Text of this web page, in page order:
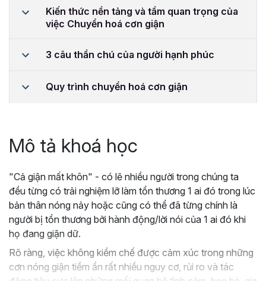
Kiến thức nền tảng và tầm quan trọng của
việc Chuyển hoá cơn giận
3 câu thần chú của người hạnh phúc
Quy trình chuyển hoá cơn giận
Mô tả khoá học
"Cả giận mất khôn" - có lẽ nhiều người trong chúng ta
đều từng có trải nghiệm lỡ làm tổn thương 1 ai đó trong lúc
bản thân nóng nảy hoặc cũng có thể đã từng chính là
người bị tổn thương bởi hành động/lời nói của 1 ai đó khi
họ đang giận dữ.
Rõ ràng, việc không kiềm chế được cảm xúc trong những
cơn nóng giận tiềm ẩn rất nhiều nguy cơ, rủi ro và tác